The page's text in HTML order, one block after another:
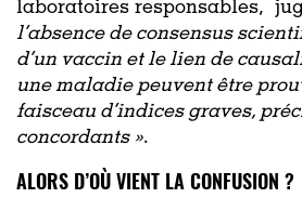
laboratoires responsables,
l’absence de consensus
d’un vaccin et le lien de
une maladie peuvent être
faisceau d’indices graves,
concordants ».
ALORS D’OÙ VIENT LA CONFUSION ?